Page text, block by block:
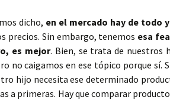
dicho, en el mercado hay de todo
precios. Sin embargo, tenemos esa
es mejor. Bien, se trata de nuestros
no caigamos en ese tópico porque sí.
hijo necesita ese determinado
a primeras. Hay que comparar